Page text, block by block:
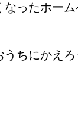
なったホー
ちにかえ